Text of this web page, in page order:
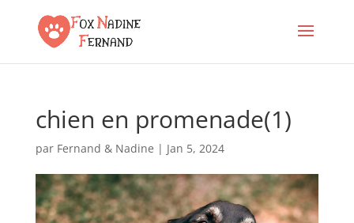
chien en promenade(1)
par Fernand & Nadine | Jan 5, 2024